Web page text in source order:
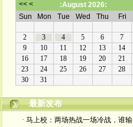
最新发布
· 马上校：两场热战一场冷战，谁输